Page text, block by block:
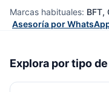
Marcas habituales: BFT,
Asesoría por
Explora por tipo